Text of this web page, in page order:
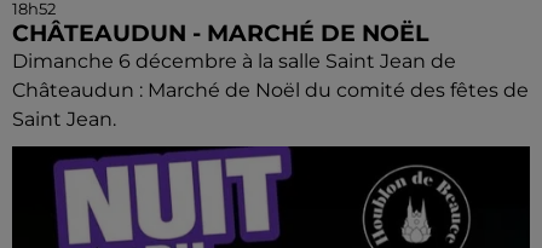
18h52
CHÂTEAUDUN - MARCHÉ DE NOËL
Dimanche 6 décembre à la salle Saint Jean de
Châteaudun : Marché de Noël du comité des fêtes de
Saint Jean.